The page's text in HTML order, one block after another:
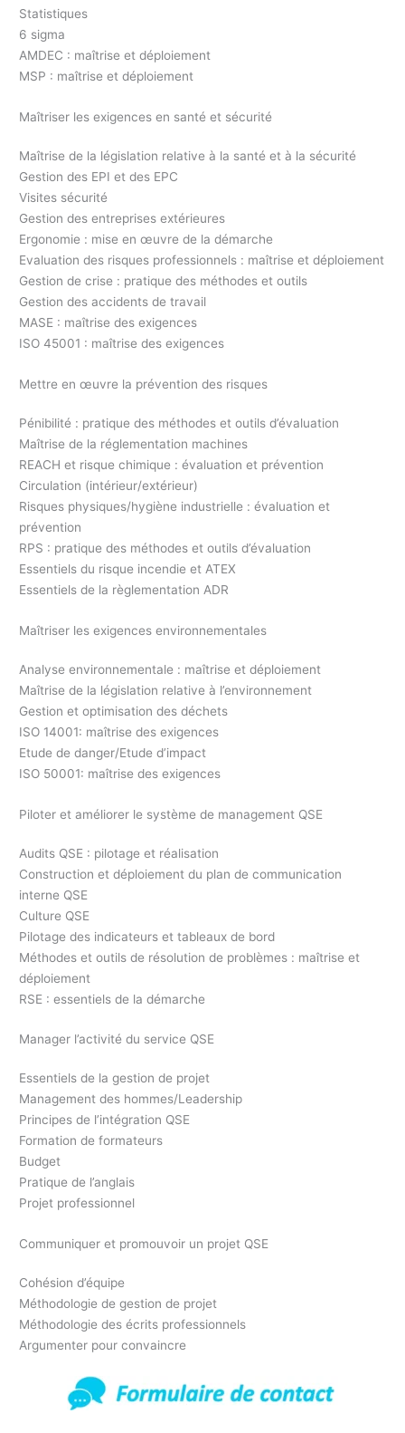
Statistiques
6 sigma
AMDEC : maîtrise et déploiement
MSP : maîtrise et déploiement
Maîtriser les exigences en santé et sécurité
Maîtrise de la législation relative à la santé et à la sécurité
Gestion des EPI et des EPC
Visites sécurité
Gestion des entreprises extérieures
Ergonomie : mise en œuvre de la démarche
Evaluation des risques professionnels : maîtrise et déploiement
Gestion de crise : pratique des méthodes et outils
Gestion des accidents de travail
MASE : maîtrise des exigences
ISO 45001 : maîtrise des exigences
Mettre en œuvre la prévention des risques
Pénibilité : pratique des méthodes et outils d’évaluation
Maîtrise de la réglementation machines
REACH et risque chimique : évaluation et prévention
Circulation (intérieur/extérieur)
Risques physiques/hygiène industrielle : évaluation et
prévention
RPS : pratique des méthodes et outils d’évaluation
Essentiels du risque incendie et ATEX
Essentiels de la règlementation ADR
Maîtriser les exigences environnementales
Analyse environnementale : maîtrise et déploiement
Maîtrise de la législation relative à l’environnement
Gestion et optimisation des déchets
ISO 14001: maîtrise des exigences
Etude de danger/Etude d’impact
ISO 50001: maîtrise des exigences
Piloter et améliorer le système de management QSE
Audits QSE : pilotage et réalisation
Construction et déploiement du plan de communication
interne QSE
Culture QSE
Pilotage des indicateurs et tableaux de bord
Méthodes et outils de résolution de problèmes : maîtrise et
déploiement
RSE : essentiels de la démarche
Manager l’activité du service QSE
Essentiels de la gestion de projet
Management des hommes/Leadership
Principes de l’intégration QSE
Formation de formateurs
Budget
Pratique de l’anglais
Projet professionnel
Communiquer et promouvoir un projet QSE
Cohésion d’équipe
Méthodologie de gestion de projet
Méthodologie des écrits professionnels
Argumenter pour convaincre